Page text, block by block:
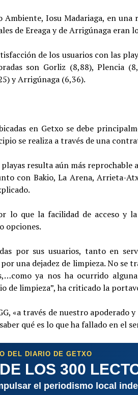
Iosu Madariaga, en una
de Ereaga y de Arrigúnaga eran
de los usuarios con las
son Gorliz (8,88), Plencia
y Arrigúnaga (6,36).
en Getxo se debe
se realiza a través de una
resulta aún más
con Bakio, La Arena, Arrieta-
lo que la facilidad de acceso y
opciones.
por sus usuarios, tanto en
una dejadez de limpieza. No
ya nos ha ocurrido
de limpieza”, ha criticado la
«a través de nuestro apoderado
qué es lo que ha fallado en el
DEL DIARIO DE GETXO
LOS 300
el periodismo local